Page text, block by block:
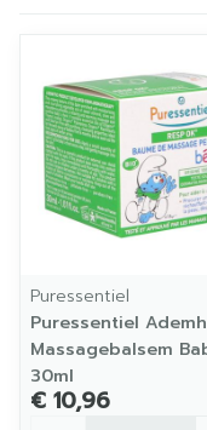
Puressentiel
Puressentiel
Massagebalsem
30ml
€ 10,96